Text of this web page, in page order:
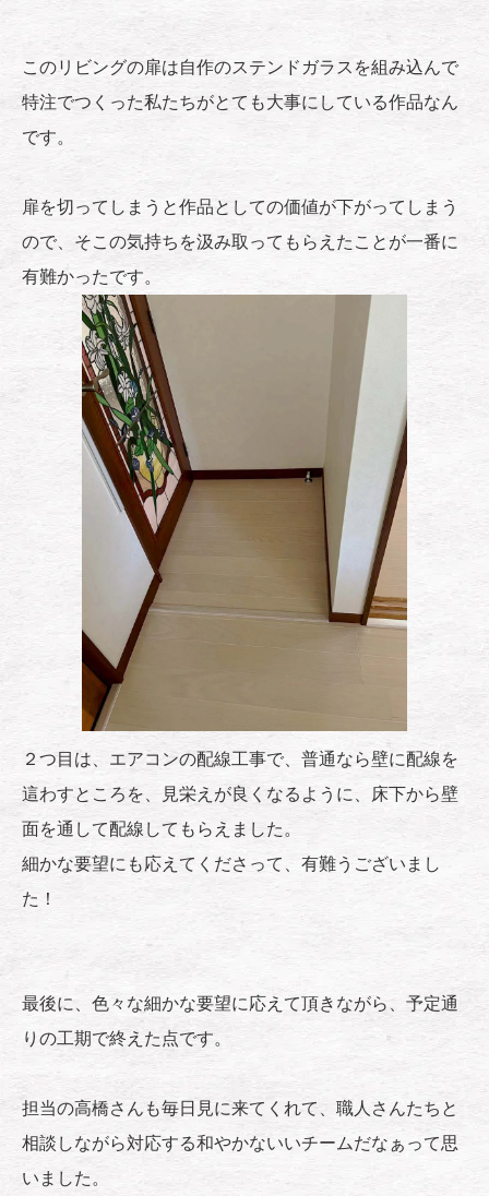
このリビングの扉は自作のステンドガラスを組み込んで
特注でつくった私たちがとても大事にしている作品なん
です。
扉を切ってしまうと作品としての価値が下がってしまう
ので、そこの気持ちを汲み取ってもらえたことが一番に
有難かったです。
２つ目は、エアコンの配線工事で、普通なら壁に配線を
這わすところを、見栄えが良くなるように、床下から壁
面を通して配線してもらえました。
細かな要望にも応えてくださって、有難うございまし
た！
最後に、色々な細かな要望に応えて頂きながら、予定通
りの工期で終えた点です。
担当の高橋さんも毎日見に来てくれて、職人さんたちと
相談しながら対応する和やかないいチームだなぁって思
いました。